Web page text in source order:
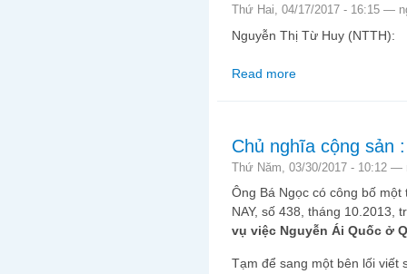
Thứ Hai, 04/17/2017 - 16:15 —
Nguyễn Thị Từ Huy (NTTH):
Read more
Chủ nghĩa cộng sản
Thứ Năm, 03/30/2017 - 10:12 —
Ông Bá Ngọc có công bố
NAY, số 438, tháng 10.2013,
vụ việc Nguyễn Ái Quốc ở
Tạm để sang một bên lối viết